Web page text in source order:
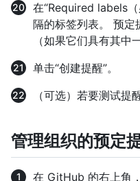
在“Required labels
隔的标签列表。 预定
（如果它们具有其中
单击“创建提醒”。
（可选）若要测试提
管理组织的预定
在 GitHub 的右上角